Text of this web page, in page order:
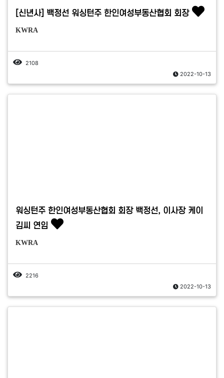
[신년사] 백정선 워싱턴주 한인여성부동산협회 회장
KWRA
2108
2022-10-13
워싱턴주 한인여성부동산협회 회장 백정선, 이사장 케이
김씨 연임
KWRA
2216
2022-10-13